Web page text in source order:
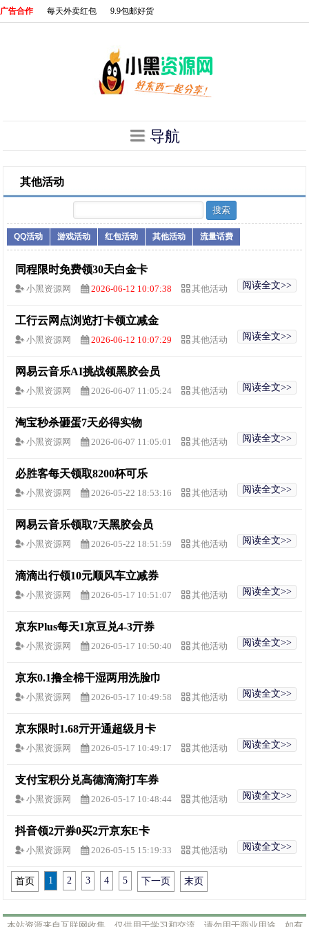
广告合作 每天外卖红包 9.9包邮好货
导航
其他活动
QQ活动 游戏活动 红包活动 其他活动 流量话费
同程限时免费领30天白金卡
阅读全文>>
小黑资源网 2026-06-12 10:07:38 其他活动
工行云网点浏览打卡领立减金
阅读全文>>
小黑资源网 2026-06-12 10:07:29 其他活动
网易云音乐AI挑战领黑胶会员
阅读全文>>
小黑资源网 2026-06-07 11:05:24 其他活动
淘宝秒杀砸蛋7天必得实物
阅读全文>>
小黑资源网 2026-06-07 11:05:01 其他活动
必胜客每天领取8200杯可乐
阅读全文>>
小黑资源网 2026-05-22 18:53:16 其他活动
网易云音乐领取7天黑胶会员
阅读全文>>
小黑资源网 2026-05-22 18:51:59 其他活动
滴滴出行领10元顺风车立减券
阅读全文>>
小黑资源网 2026-05-17 10:51:07 其他活动
京东Plus每天1京豆兑4-3亓券
阅读全文>>
小黑资源网 2026-05-17 10:50:40 其他活动
京东0.1撸全棉干湿两用洗脸巾
阅读全文>>
小黑资源网 2026-05-17 10:49:58 其他活动
京东限时1.68亓开通超级月卡
阅读全文>>
小黑资源网 2026-05-17 10:49:17 其他活动
支付宝积分兑高德滴滴打车券
阅读全文>>
小黑资源网 2026-05-17 10:48:44 其他活动
抖音领2亓券0买2亓京东E卡
阅读全文>>
小黑资源网 2026-05-15 15:19:33 其他活动
首页 1 2 3 4 5 下一页 末页